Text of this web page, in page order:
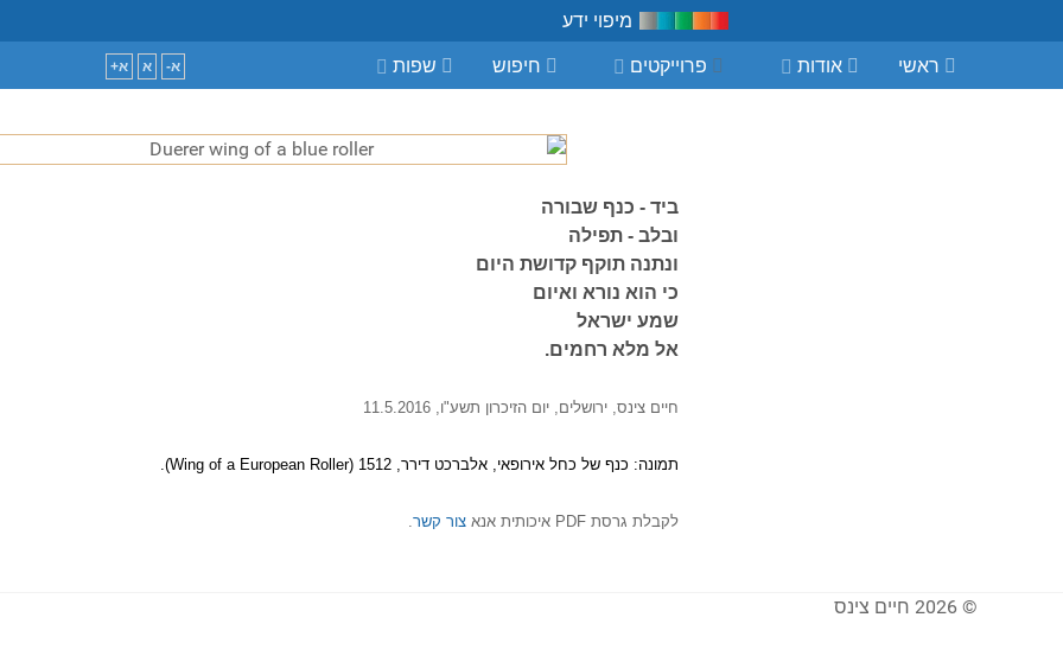
מיפוי ידע
ראשי אודות פרוייקטים חיפוש שפות א- א א+
ביד - כנף שבורה
ובלב - תפילה
ונתנה תוקף קדושת היום
כי הוא נורא ואיום
שמע ישראל
אל מלא רחמים.
חיים צינס, ירושלים, יום הזיכרון תשע"ו, 11.5.2016
תמונה: כנף של כחל אירופאי, אלברכט דירר, 1512 (Wing of a European Roller).
לקבלת גרסת PDF איכותית אנא צור קשר.
© 2026 חיים צינס